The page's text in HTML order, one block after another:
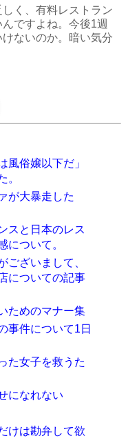
く、有料レストラン
ですよね。今後1週
ないのか。暗い気分
風俗嬢以下だ」
。
が大暴走した
スと日本のレス
について。
ございまして、
についての記事
ためのマナー集
事件について1日
た女子を救うた
になれない
けは勘弁して欲